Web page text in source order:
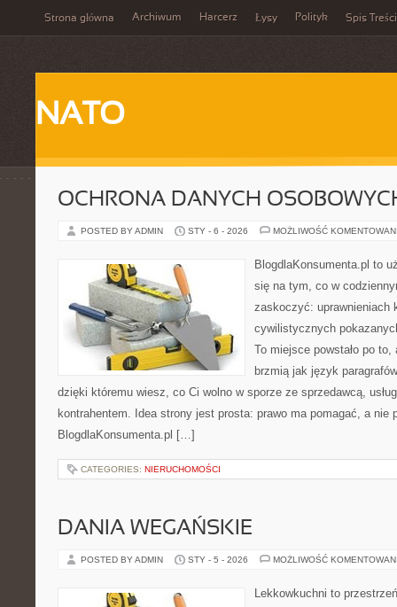
Strona główna Archiwum Harcerz Łysy Polityk Spis Treści
NATO
OCHRONA DANYCH
POSTED BY ADMIN STY - 6 - 2026 MOŻLIWOŚĆ
BlogdlaKonsumenta.pl to
się na tym, co w
zaskoczyć: uprawnieniach
cywilistycznych
To miejsce powstało po
brzmią jak język
dzięki któremu wiesz, co Ci wolno w sporze ze sprzedawcą,
kontrahentem. Idea strony jest prosta: prawo ma pomagać, a nie
BlogdlaKonsumenta.pl […]
CATEGORIES: NIERUCHOMOŚCI
DANIA WEGAŃSKIE
POSTED BY ADMIN STY - 5 - 2026 MOŻLIWOŚĆ
Lekkowkuchni to